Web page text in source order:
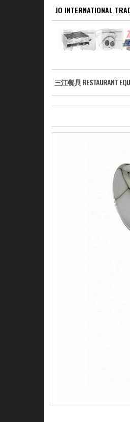
JO INTERNATIONAL
三江餐具 RESTAURANT